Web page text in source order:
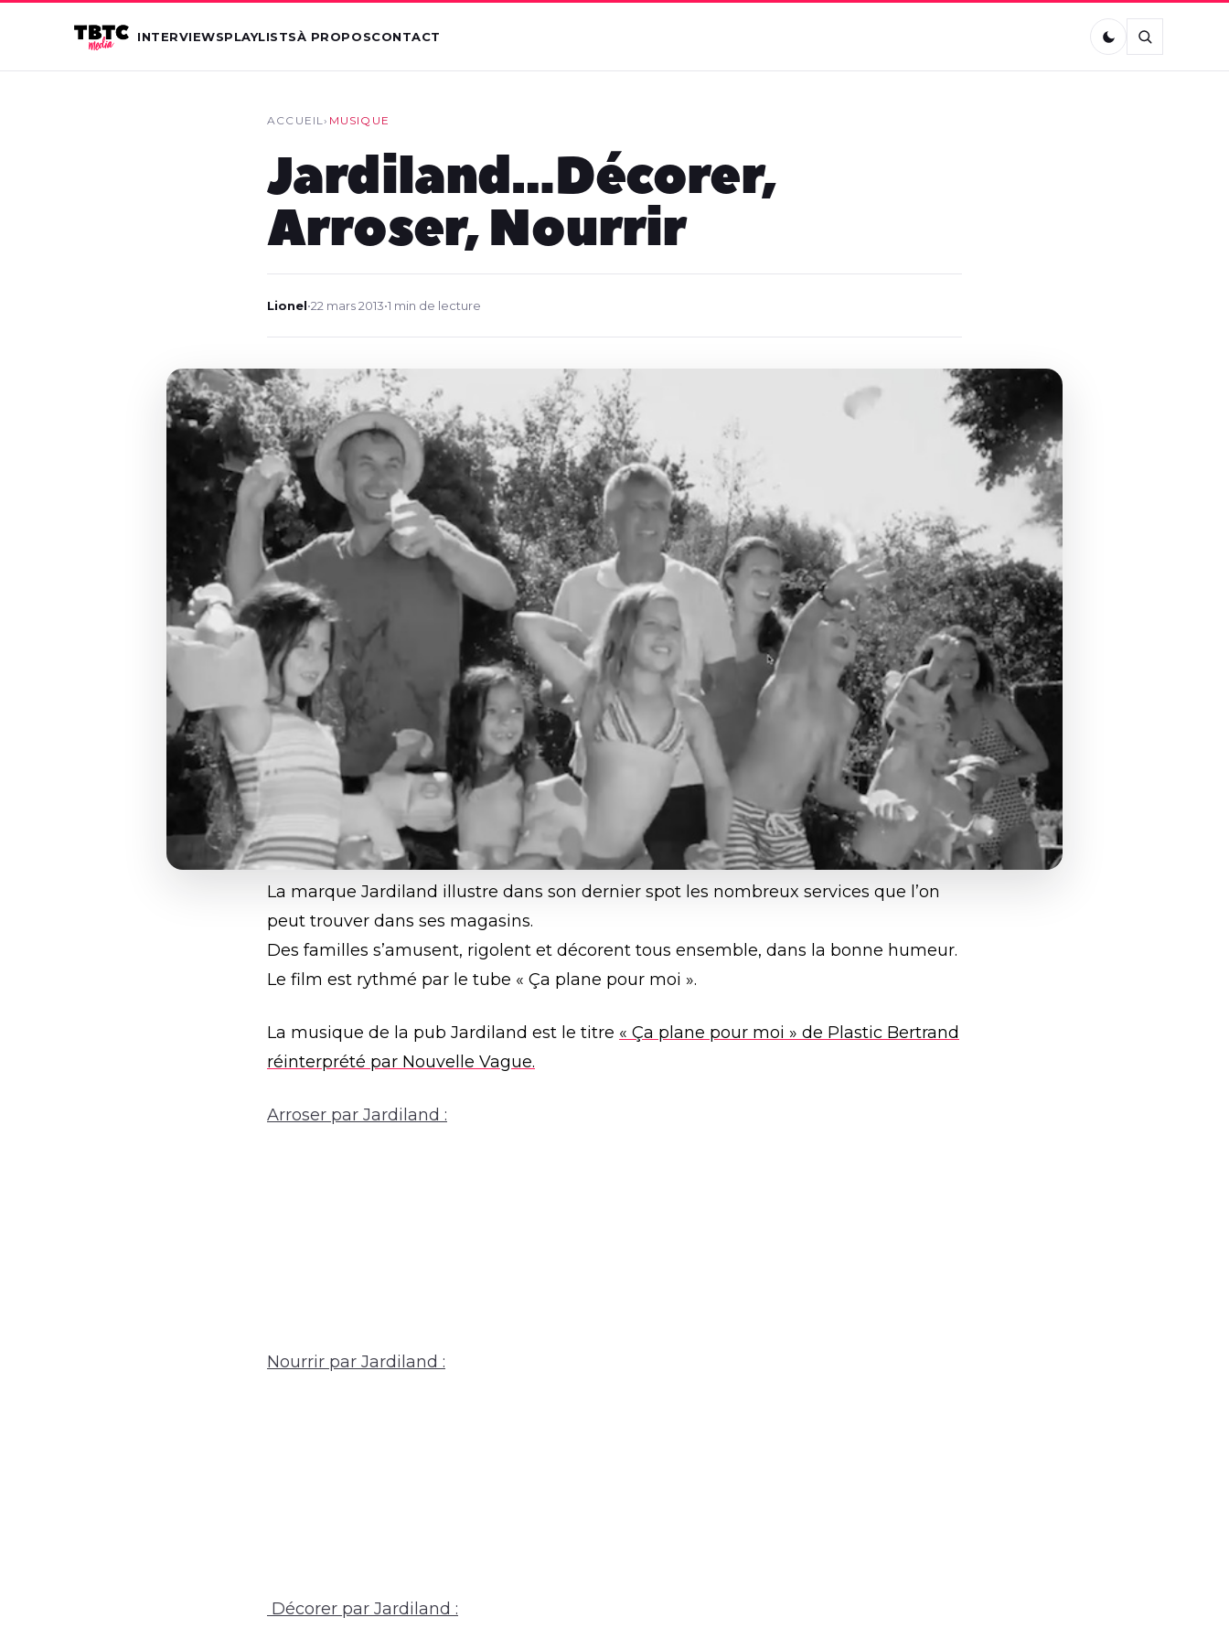
INTERVIEWSPLAYLISTSÀ PROPOSCONTACT
ACCUEIL› MUSIQUE
Jardiland…Décorer,
Arroser, Nourrir
Lionel•22 mars 2013•1 min de lecture
La marque Jardiland illustre dans son dernier spot les nombreux services que l’on
peut trouver dans ses magasins.
Des familles s’amusent, rigolent et décorent tous ensemble, dans la bonne humeur.
Le film est rythmé par le tube « Ça plane pour moi ».
La musique de la pub Jardiland est le titre « Ça plane pour moi » de Plastic Bertrand
réinterprété par Nouvelle Vague.
Arroser par Jardiland :
Nourrir par Jardiland :
Décorer par Jardiland :